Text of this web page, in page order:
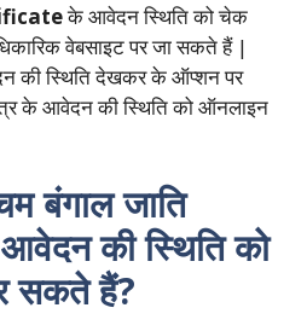
के आवेदन स्थिति को चेक
वेबसाइट पर जा सकते हैं |
की स्थिति देखकर के ऑप्शन पर
के आवेदन की स्थिति को ऑनलाइन
बंगाल जाति
की स्थिति को
सकते हैं?